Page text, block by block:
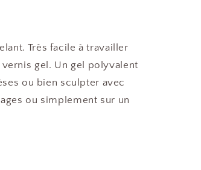
Très facile à travailler
gel. Un gel polyvalent
ou bien sculpter avec
ou simplement sur un